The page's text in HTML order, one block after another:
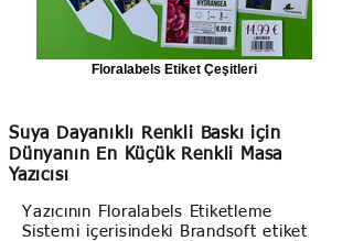
Floralabels Etiket Çeşitleri
Suya Dayanıklı Renkli Baskı için
Dünyanın En Küçük Renkli Masa
Yazıcısı
Yazıcının Floralabels Etiketleme
Sistemi içerisindeki Brandsoft etiket